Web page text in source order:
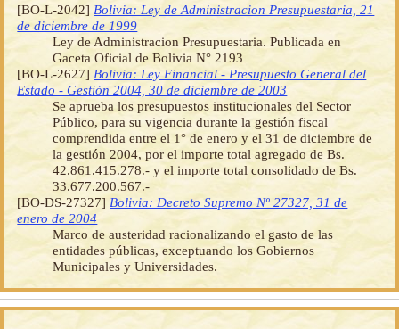
[BO-L-2042] Bolivia: Ley de Administracion Presupuestaria, 21
de diciembre de 1999
Ley de Administracion Presupuestaria. Publicada en
Gaceta Oficial de Bolivia N° 2193
[BO-L-2627] Bolivia: Ley Financial - Presupuesto General del
Estado - Gestión 2004, 30 de diciembre de 2003
Se aprueba los presupuestos institucionales del Sector
Público, para su vigencia durante la gestión fiscal
comprendida entre el 1° de enero y el 31 de diciembre de
la gestión 2004, por el importe total agregado de Bs.
42.861.415.278.- y el importe total consolidado de Bs.
33.677.200.567.-
[BO-DS-27327] Bolivia: Decreto Supremo Nº 27327, 31 de
enero de 2004
Marco de austeridad racionalizando el gasto de las
entidades públicas, exceptuando los Gobiernos
Municipales y Universidades.